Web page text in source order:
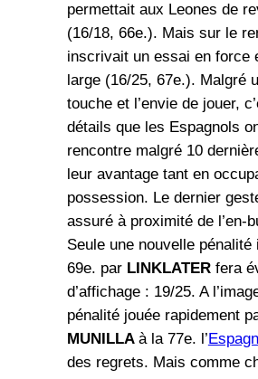
permettait aux Leones de
(16/18, 66e.). Mais sur le
inscrivait un essai en force
large (16/25, 67e.). Malgré
touche et l’envie de jouer,
détails que les Espagnols
rencontre malgré 10
leur avantage tant en
possession. Le dernier
assuré à proximité de l’en-
Seule une nouvelle
69e. par LINKLATER fera
d’affichage : 19/25. A
pénalité jouée rapidement
MUNILLA à la 77e. l’
des regrets. Mais comme